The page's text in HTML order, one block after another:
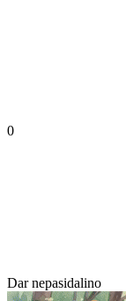
0
Dar nepasidalino